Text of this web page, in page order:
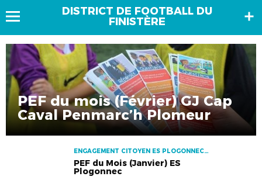
DISTRICT DE FOOTBALL DU
FINISTÈRE
PEF du mois (Février) GJ Cap
Caval Penmarc’h Plomeur
ENGAGEMENT CITOYEN ES PLOGONNEC
JANVIER PEF
PEF du Mois (Janvier) ES
Plogonnec